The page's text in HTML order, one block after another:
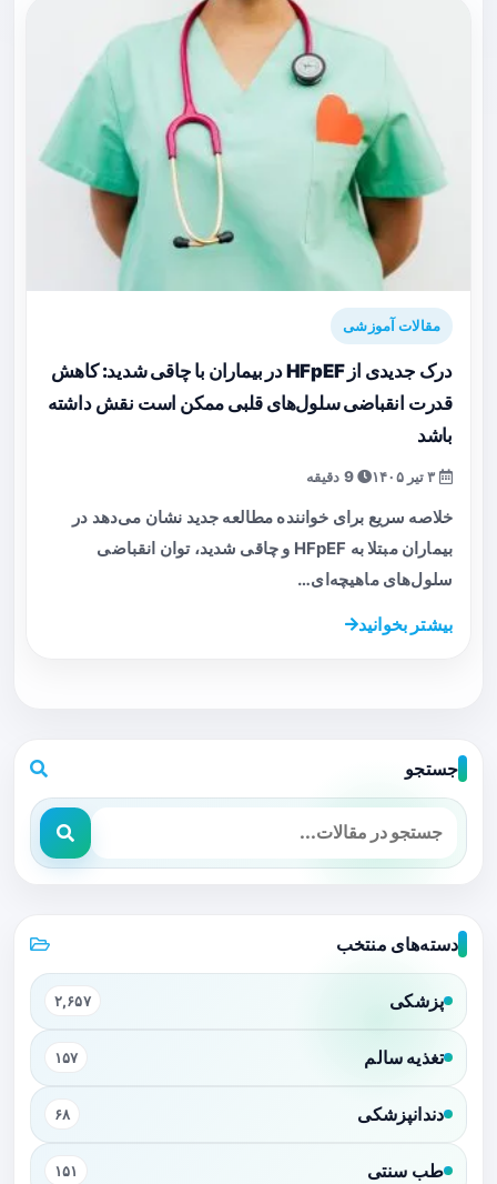
مقالات آموزشی
درک جدیدی از HFpEF در بیماران با چاقی شدید: کاهش
قدرت انقباضی سلول‌های قلبی ممکن است نقش داشته
باشد
9 دقیقه
خلاصه سریع برای خواننده مطالعه جدید نشان می‌دهد در
بیماران مبتلا به HFpEF و چاقی شدید، توان انقباضی
سلول‌های ماهیچه‌ای…
بیشتر بخوانید
جستجو
دسته‌های منتخب
پزشکی ۲,۶۵۷
تغذیه سالم ۱۵۷
دندانپزشکی ۶۸
طب سنتی ۱۵۱